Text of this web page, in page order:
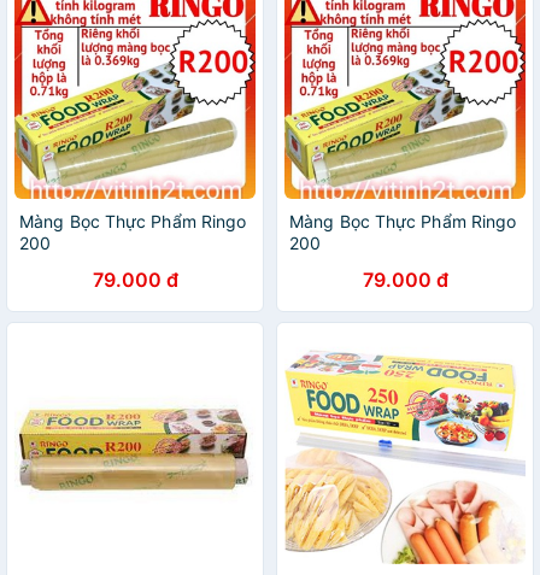
Màng Bọc Thực Phẩm Ringo
200
79.000 đ
Màng Bọc Thực Phẩm Ringo
200
79.000 đ